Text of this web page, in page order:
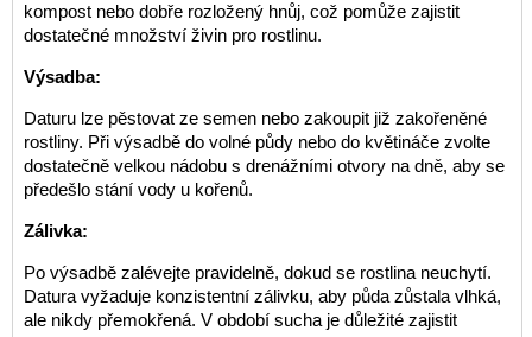
kompost nebo dobře rozložený hnůj, což pomůže zajistit
dostatečné množství živin pro rostlinu.
Výsadba:
Daturu lze pěstovat ze semen nebo zakoupit již zakořeněné
rostliny. Při výsadbě do volné půdy nebo do květináče zvolte
dostatečně velkou nádobu s drenážními otvory na dně, aby se
předešlo stání vody u kořenů.
Zálivka:
Po výsadbě zalévejte pravidelně, dokud se rostlina neuchytí.
Datura vyžaduje konzistentní zálivku, aby půda zůstala vlhká,
ale nikdy přemokřená. V období sucha je důležité zajistit